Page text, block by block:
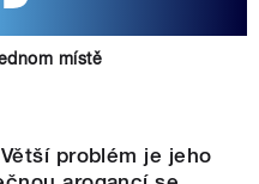
místě
problém je jeho